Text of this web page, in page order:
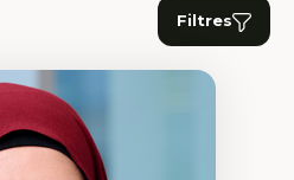
Filtres